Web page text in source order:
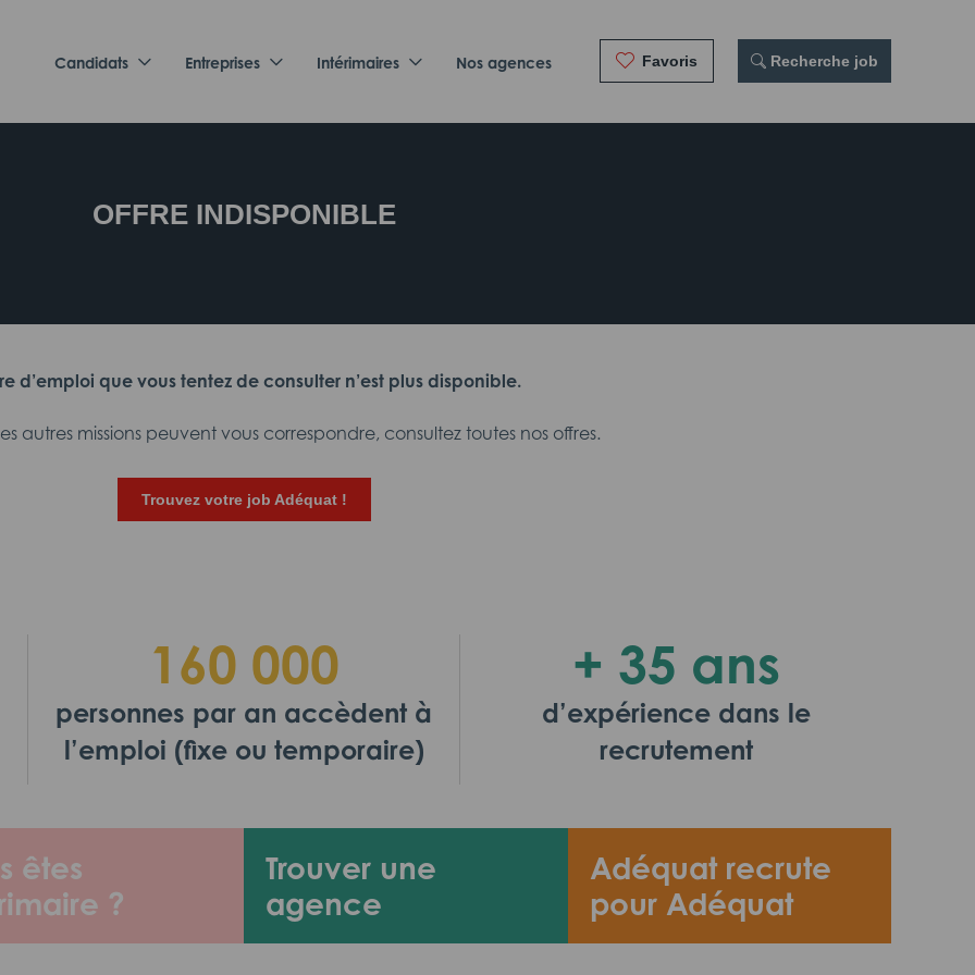
Candidats Entreprises Intérimaires Nos agences Favoris Recherche job
OFFRE INDISPONIBLE
d’emploi que vous tentez de consulter n’est plus disponible.
autres missions peuvent vous correspondre, consultez toutes nos offres.
Trouvez votre job Adéquat !
êtes
?
Trouver une
agence
Adéquat recrute
pour Adéquat
160 000
personnes par an accèdent à
l’emploi (fixe ou temporaire)
+ 35 ans
d’expérience dans le
recrutement